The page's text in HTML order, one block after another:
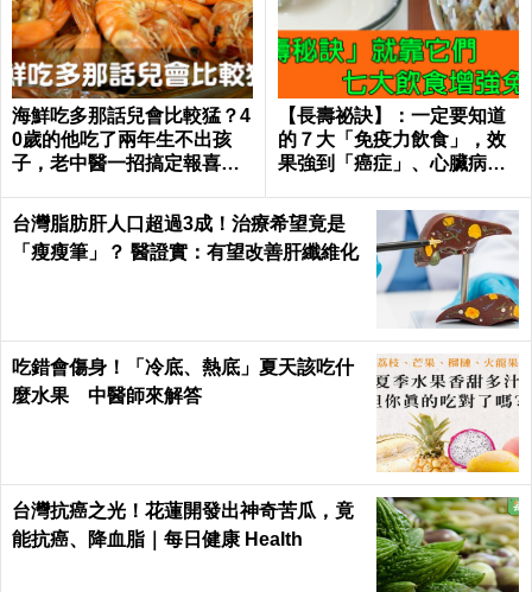
海鮮吃多那話兒會比較猛？4
0歲的他吃了兩年生不出孩
子，老中醫一招搞定報喜｜
【長壽祕訣】：一定要知道
的７大「免疫力飲食」，效
果強到「癌症」、心臟病、
alth
台灣脂肪肝人口超過3成！治療希望竟是
「瘦瘦筆」？ 醫證實：有望改善肝纖維化
吃錯會傷身！「冷底、熱底」夏天該吃什
麼水果 中醫師來解答
台灣抗癌之光！花蓮開發出神奇苦瓜，竟
能抗癌、降血脂｜每日健康 Health